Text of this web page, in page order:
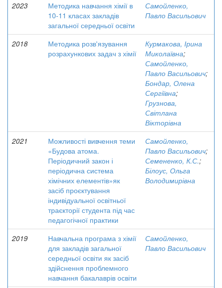
2023
Методика навчання хімії в
10-11 класах закладів
загальної середньої освіти
Самойленко,
Павло Васильович
2018
Методика розв'язування
розрахункових задач з хімії
Курмакова, Ірина
Миколаївна;
Самойленко,
Павло Васильович;
Бондар, Олена
Сергіївна;
Грузнова,
Світлана
Вікторівна
2021
Можливості вивчення теми
«Будова атома.
Періодичний закон і
періодична система
хімічних елементів»як
засіб проєктування
індивідуальної освітньої
траєкторії студента під час
педагогічної практики
Самойленко,
Павло Васильович;
Семененко, К.С.;
Білоус, Ольга
Володимирівна
2019
Навчальна програма з хімії
для закладів загальної
середньої освіти як засіб
здійснення проблемного
навчання бакалаврів освіти
Самойленко,
Павло Васильович